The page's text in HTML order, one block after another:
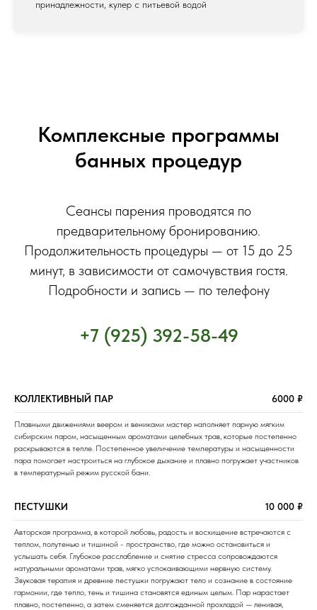
принадлежности, кулер с питьевой водой
Комплексные программы
банных процедур
Сеансы парения проводятся по
предварительному бронированию.
Продолжительность процедуры — от 15 до 25
минут, в зависимости от самочувствия гостя.
Подробности и запись — по телефону
+7 (925) 392-58-49
КОЛЛЕКТИВНЫЙ ПАР 6000 ₽
Плавными движениями веером и вениками мастер наполняет парную мягким
сибирским паром, насыщенным ароматами целебных трав, которые постепенно
раскрываются в тепле. Постепенное увеличение температуры и насыщенности
пара помогает настроиться на глубокое дыхание и плавно погружает участников
в температурный режим русской бани.
ПЕСТУШКИ 10 000 ₽
Авторская программа, в которой любовь, радость и восхищение встречаются с
теплом, полутенью и тишиной - пространство, где можно остановиться и
услышать себя. Глубокое расслабление и снятие стресса сопровождаются
натуральными ароматами трав, мягко успокаивающими нервную систему.
Звуковая терапия и древние пестушки погружают тело и сознание в состояние
гармонии, где тепло, тень и тишина становятся единым целым. Пар нарастает
плавно, постепенно, а затем сменяется долгожданной прохладой — ленивая,